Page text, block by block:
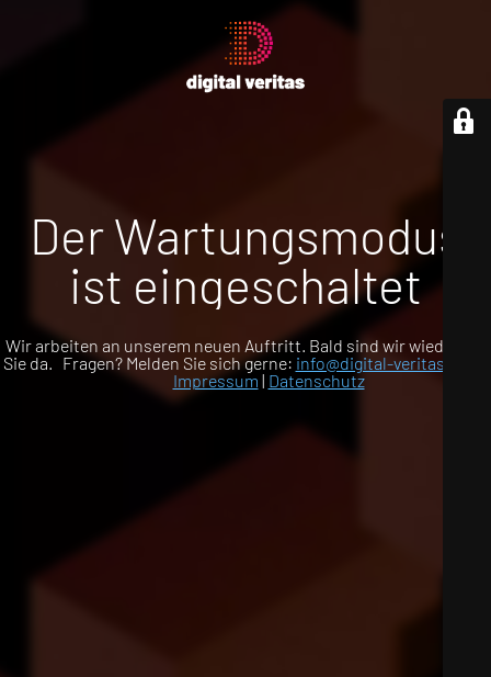
Der Wartungsmodus
ist eingeschaltet
Wir arbeiten an unserem neuen Auftritt. Bald sind wir wieder für
Sie da. Fragen? Melden Sie sich gerne: info@digital-veritas.com
Impressum | Datenschutz